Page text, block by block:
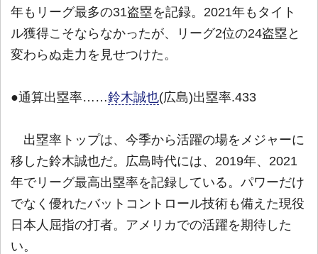
年もリーグ最多の31盗塁を記録。2021年もタイト
ル獲得こそならなかったが、リーグ2位の24盗塁と
変わらぬ走力を見せつけた。
●通算出塁率……鈴木誠也(広島)出塁率.433
出塁率トップは、今季から活躍の場をメジャーに
移した鈴木誠也だ。広島時代には、2019年、2021
年でリーグ最高出塁率を記録している。パワーだけ
でなく優れたバットコントロール技術も備えた現役
日本人屈指の打者。アメリカでの活躍を期待した
い。